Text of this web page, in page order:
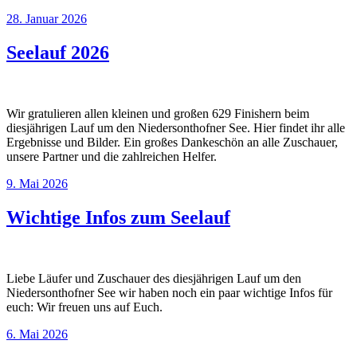
28. Januar 2026
Seelauf 2026
Wir gratulieren allen kleinen und großen 629 Finishern beim
diesjährigen Lauf um den Niedersonthofner See. Hier findet ihr alle
Ergebnisse und Bilder. Ein großes Dankeschön an alle Zuschauer,
unsere Partner und die zahlreichen Helfer.
9. Mai 2026
Wichtige Infos zum Seelauf
Liebe Läufer und Zuschauer des diesjährigen Lauf um den
Niedersonthofner See wir haben noch ein paar wichtige Infos für
euch: Wir freuen uns auf Euch.
6. Mai 2026